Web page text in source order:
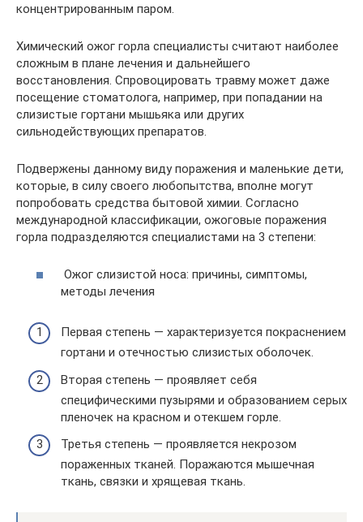
концентрированным паром.
Химический ожог горла специалисты считают наиболее
сложным в плане лечения и дальнейшего
восстановления. Спровоцировать травму может даже
посещение стоматолога, например, при попадании на
слизистые гортани мышьяка или других
сильнодействующих препаратов.
Подвержены данному виду поражения и маленькие дети,
которые, в силу своего любопытства, вполне могут
попробовать средства бытовой химии. Согласно
международной классификации, ожоговые поражения
горла подразделяются специалистами на 3 степени:
Ожог слизистой носа: причины, симптомы,
методы лечения
Первая степень — характеризуется покраснением
гортани и отечностью слизистых оболочек.
Вторая степень — проявляет себя
специфическими пузырями и образованием серых
пленочек на красном и отекшем горле.
Третья степень — проявляется некрозом
пораженных тканей. Поражаются мышечная
ткань, связки и хрящевая ткань.